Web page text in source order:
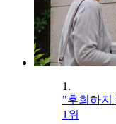
1.
"후회하지
1위